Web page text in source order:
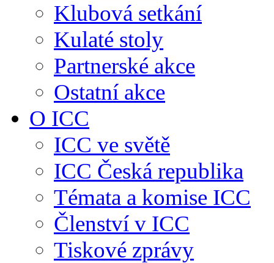
Klubová setkání
Kulaté stoly
Partnerské akce
Ostatní akce
O ICC
ICC ve světě
ICC Česká republika
Témata a komise ICC
Členství v ICC
Tiskové zprávy